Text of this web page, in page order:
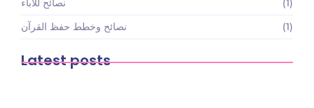
نصائح للآباء
(1)
نصائح وخطط حفظ القرآن
(1)
Latest posts